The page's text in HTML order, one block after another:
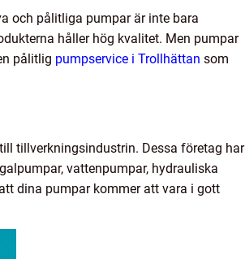
och pålitliga pumpar är inte bara
håller hög kvalitet. Men pumpar
pålitlig pumpservice i Trollhättan som
tillverkningsindustrin. Dessa företag har
vattenpumpar, hydrauliska
dina pumpar kommer att vara i gott